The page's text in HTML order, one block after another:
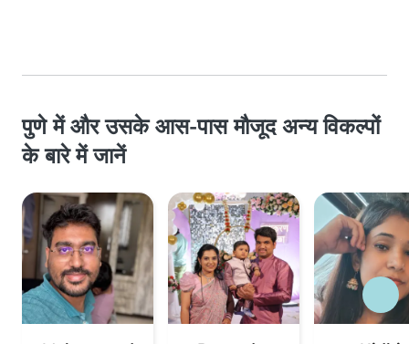
पुणे में और उसके आस-पास मौजूद अन्य विकल्पों
के बारे में जानें